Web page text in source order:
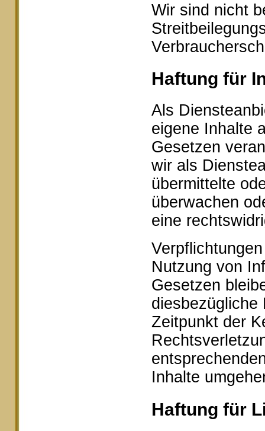
Wir sind nicht
Haftung für
Als
eigene Inhalte
Gesetzen
wir als
übermittelte
überwachen
eine
Nutzung von
Gesetzen
diesbezügliche
Zeitpunkt der
Inhalte
Haftung für